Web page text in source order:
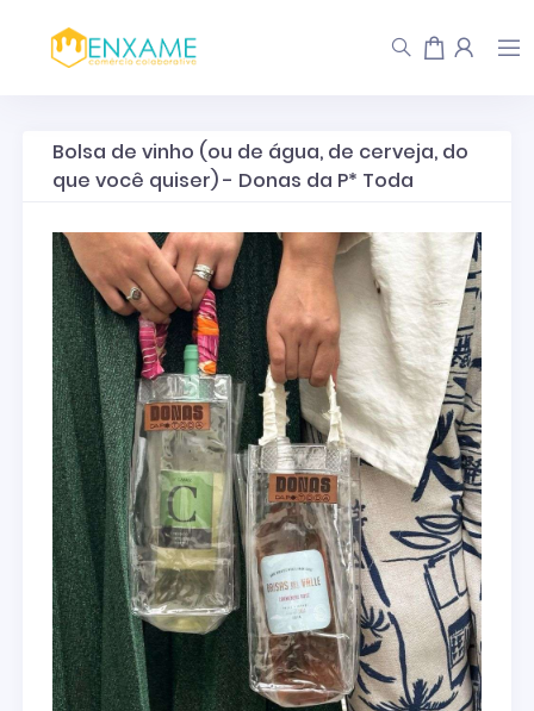
Bolsa de vinho (ou de água, de cerveja, do
que você quiser) - Donas da P* Toda